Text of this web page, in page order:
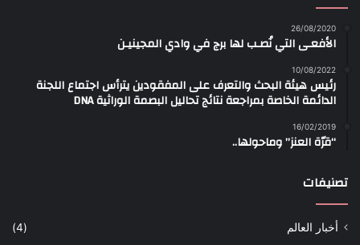
26/08/2020
الأفعـى التي نُصـب لها برج في وادي المجينيـن
10/08/2022
رئيس هيئة البحث والتعرف على المفقودين يترأس اجتماع اللجنة
الدائمة الخاصة بمراجعة نتائج تحاليل البصمة الوراثية DNA
16/02/2019
“قرّة العنز” وماحولها..
تصنيفات
أخبار العالم
(4)